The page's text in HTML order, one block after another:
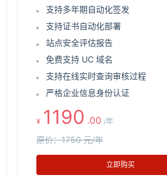
支持多年期自动化签发
支持证书自动化部署
站点安全评估报告
免费支持 UC 域名
支持在线实时查询审核过程
严格企业信息身份认证
¥ 1190 .00 /年
原价：1750 元/年
立即购买